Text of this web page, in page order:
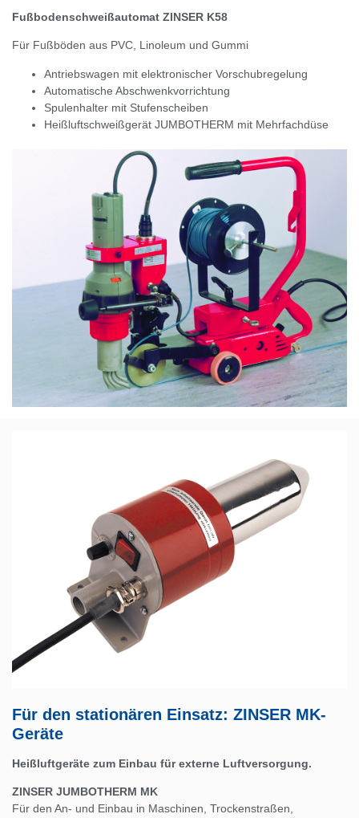
Fußbodenschweißautomat ZINSER K58
Für Fußböden aus PVC, Linoleum und Gummi
Antriebswagen mit elektronischer Vorschubregelung
Automatische Abschwenkvorrichtung
Spulenhalter mit Stufenscheiben
Heißluftschweißgerät JUMBOTHERM mit Mehrfachdüse
Für den stationären Einsatz: ZINSER MK-
Geräte
Heißluftgeräte zum Einbau für externe Luftversorgung.
ZINSER JUMBOTHERM MK
Für den An- und Einbau in Maschinen, Trockenstraßen,